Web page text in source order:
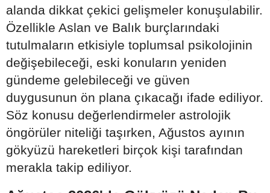
alanda dikkat çekici gelişmeler konuşulabilir.
Özellikle Aslan ve Balık burçlarındaki
tutulmaların etkisiyle toplumsal psikolojinin
değişebileceği, eski konuların yeniden
gündeme gelebileceği ve güven
duygusunun ön plana çıkacağı ifade ediliyor.
Söz konusu değerlendirmeler astrolojik
öngörüler niteliği taşırken, Ağustos ayının
gökyüzü hareketleri birçok kişi tarafından
merakla takip ediliyor.